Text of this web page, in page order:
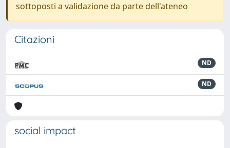
sottoposti a validazione da parte dell'ateneo
Citazioni
ND
ND
social impact